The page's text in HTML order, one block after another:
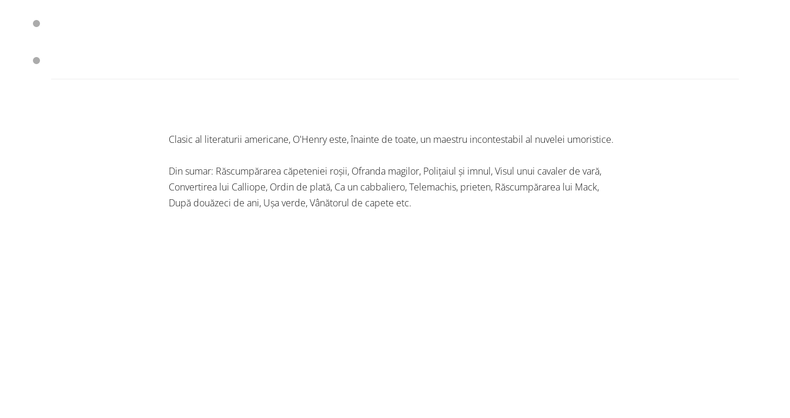
Clasic al literaturii americane, O'Henry este, înainte de toate, un maestru incontestabil al nuvelei umoristice.
Din sumar: Răscumpărarea căpeteniei roşii, Ofranda magilor, Poliţaiul şi imnul, Visul unui cavaler de vară,
Convertirea lui Calliope, Ordin de plată, Ca un cabbaliero, Telemachis, prieten, Răscumpărarea lui Mack,
După douăzeci de ani, Uşa verde, Vânătorul de capete etc.